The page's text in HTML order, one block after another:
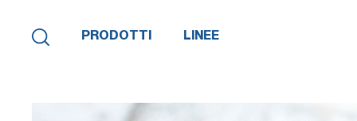
PRODOTTI LINEE